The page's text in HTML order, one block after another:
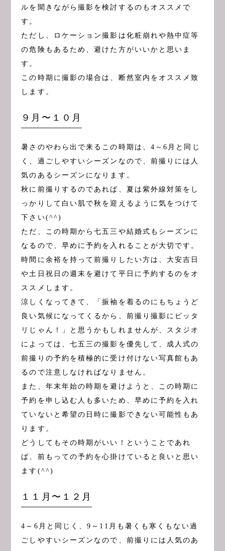
ルを聞きながら撮影を検討するのもオススメで
す。
ただし、ロケーション撮影は化粧崩れや熱中症等
の危険もあるため、避けた方がいいかと思いま
す。
この時期に撮影の場合は、断然室内をオススメ致
します。
９月〜１０月
暑さのやわら出で来るこの時期は、4～6月と同じ
く、過ごしやすいシーズンなので、前撮りには人
気のあるシーズンになります。
秋に前撮りするのであれば、夏は紫外線対策をし
っかりして白い肌で秋を迎えるように気をつけて
下さい(^^)
ただ、この時期から七五三や結婚式もシーズンに
なるので、早めに予約を入れることが大切です。
時間に余裕を持って前撮りしたい方は、大安吉日
や土日祝日の週末を避けて平日に予約するのをオ
ススメします。
涼しくなってきて、「振袖を着るのにもちょうど
良い気候になってくるから、前撮り撮影にピッタ
リじゃん！」と思うかもしれませんが、スタジオ
によっては、七五三の撮影を優先して、成人式の
前撮りの予約を積極的に受け付けない写真館もあ
るので注意しなければなりません。
また、年末年始の時期を避けようと、この時期に
予約を申し込む人も多いため、早めに予約を入れ
ていないと希望の日時に撮影できない可能性もあ
ります。
どうしてもその時期がいい！ということであれ
ば、前もっての予約を心掛けていると良いと思い
ます(^^)
１１月〜１２月
4～6月と同じく、9～11月も暑くも寒くもない過
ごしやすいシーズンなので、前撮りには人気のあ